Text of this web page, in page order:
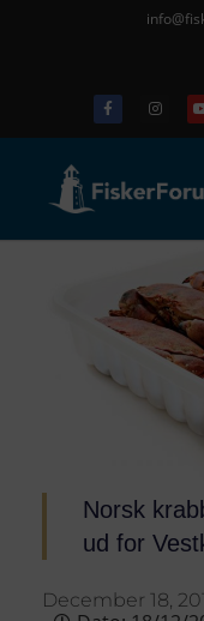
Norsk
ud for
December 18,